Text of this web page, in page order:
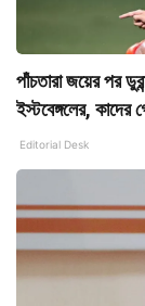
পাঁচতারা জয়ের পর
ইস্টবেঙ্গলের,
Editorial Desk